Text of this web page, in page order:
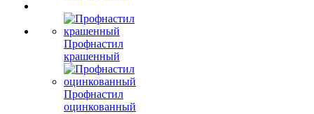
Профнастил
крашенный
Профнастил
оцинкованный